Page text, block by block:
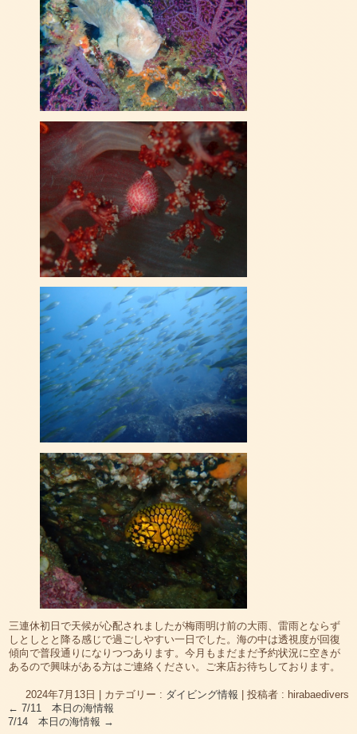
三連休初日で天候が心配されましたが梅雨明け前の大雨、雷雨とならず
しとしとと降る感じで過ごしやすい一日でした。海の中は透視度が回復
傾向で普段通りになりつつあります。今月もまだまだ予約状況に空きが
あるので興味がある方はご連絡ください。ご来店お待ちしております。
2024年7月13日 カテゴリー : ダイビング情報
投稿者 : hirabaedivers
← 7/11 本日の海情報
7/14 本日の海情報 →